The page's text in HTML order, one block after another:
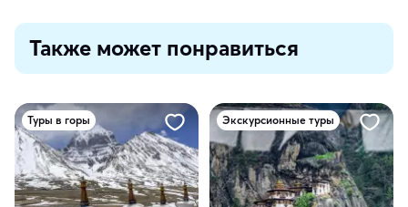
Также может понравиться
Туры в горы Экскурсионные туры